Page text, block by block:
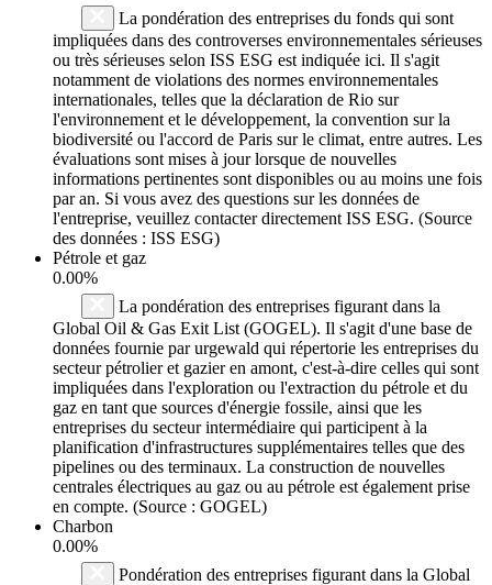
La pondération des entreprises du fonds qui sont
impliquées dans des controverses environnementales sérieuses
ou très sérieuses selon ISS ESG est indiquée ici. Il s'agit
notamment de violations des normes environnementales
internationales, telles que la déclaration de Rio sur
l'environnement et le développement, la convention sur la
biodiversité ou l'accord de Paris sur le climat, entre autres. Les
évaluations sont mises à jour lorsque de nouvelles
informations pertinentes sont disponibles ou au moins une fois
par an. Si vous avez des questions sur les données de
l'entreprise, veuillez contacter directement ISS ESG. (Source
des données : ISS ESG)
Pétrole et gaz
0.00%
La pondération des entreprises figurant dans la
Global Oil & Gas Exit List (GOGEL). Il s'agit d'une base de
données fournie par urgewald qui répertorie les entreprises du
secteur pétrolier et gazier en amont, c'est-à-dire celles qui sont
impliquées dans l'exploration ou l'extraction du pétrole et du
gaz en tant que sources d'énergie fossile, ainsi que les
entreprises du secteur intermédiaire qui participent à la
planification d'infrastructures supplémentaires telles que des
pipelines ou des terminaux. La construction de nouvelles
centrales électriques au gaz ou au pétrole est également prise
en compte. (Source : GOGEL)
Charbon
0.00%
Pondération des entreprises figurant dans la Global